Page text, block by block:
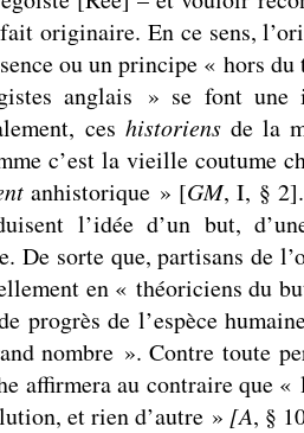
originaire. En ce sens,
ou un principe « hors du
anglais » se font une
ces historiensde la
c’est la vieille coutume
anhistorique » [GM, I, §
l’idée d’un but,
De sorte que, partisans de
en « théoriciens du
progrès de l’espèce
nombre ». Contre toute
affirmera au contraire que «
et rien d’autre » [A, §